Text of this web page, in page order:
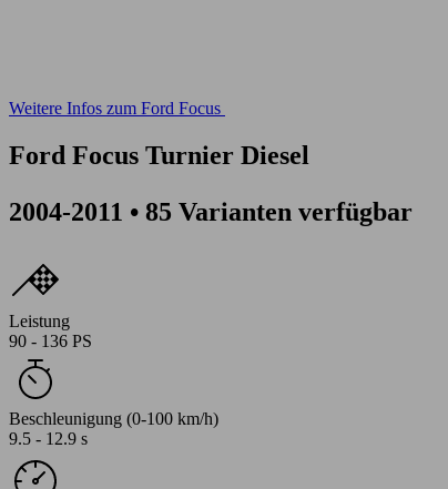
Weitere Infos zum Ford Focus
Ford Focus Turnier Diesel
2004-2011 • 85 Varianten verfügbar
Leistung
90 - 136 PS
Beschleunigung (0-100 km/h)
9.5 - 12.9 s